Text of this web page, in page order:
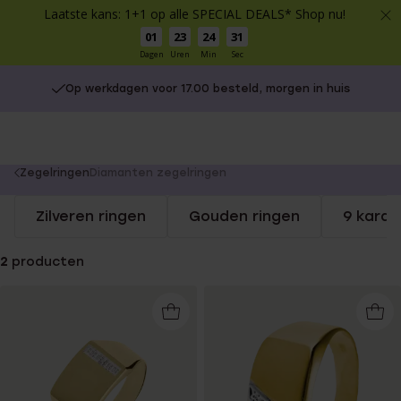
Laatste kans: 1+1 op alle SPECIAL DEALS* Shop nu!
01
Dagen
23
Uren
24
Min
31
Sec
Op werkdagen voor 17.00 besteld, morgen in huis
You
here:
Zegelringen Diamanten zegelringen
Zilveren ringen Gouden ringen 9
2 producten